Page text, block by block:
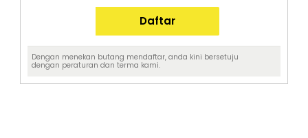
Dengan menekan butang mendaftar, anda kini bersetuju
dengan peraturan dan terma kami.